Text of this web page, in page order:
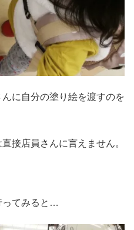
に自分の塗り絵を渡すのを
接店員さんに言えません。
ってみると…